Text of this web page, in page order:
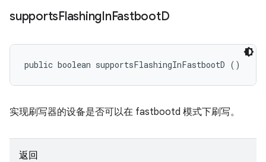
supportsFlashingInFastbootD
public boolean supportsFlashingInFastbootD ()
实现刷写器的设备是否可以在 fastbootd 模式下刷写。
返回